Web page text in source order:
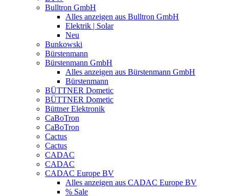
Bulltron GmbH
Alles anzeigen aus Bulltron GmbH
Elektrik | Solar
Neu
Bunkowski
Bürstenmann
Bürstenmann GmbH
Alles anzeigen aus Bürstenmann GmbH
Bürstenmann
BÜTTNER Dometic
BÜTTNER Dometic
Büttner Elektronik
CaBoTron
CaBoTron
Cactus
Cactus
CADAC
CADAC
CADAC Europe BV
Alles anzeigen aus CADAC Europe BV
% Sale